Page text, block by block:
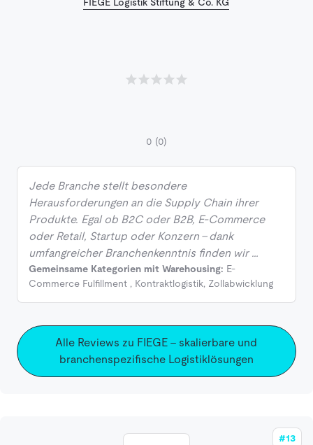
0 (0)
Jede Branche stellt besondere
Herausforderungen an die Supply Chain ihrer
Produkte. Egal ob B2C oder B2B, E-Commerce
oder Retail, Startup oder Konzern - dank
umfangreicher Branchenkenntnis finden wir …
Gemeinsame Kategorien mit Warehousing: E-
Commerce Fulfillment , Kontraktlogistik, Zollabwicklung
Alle Reviews zu FIEGE - skalierbare und
branchenspezifische Logistiklösungen
#13